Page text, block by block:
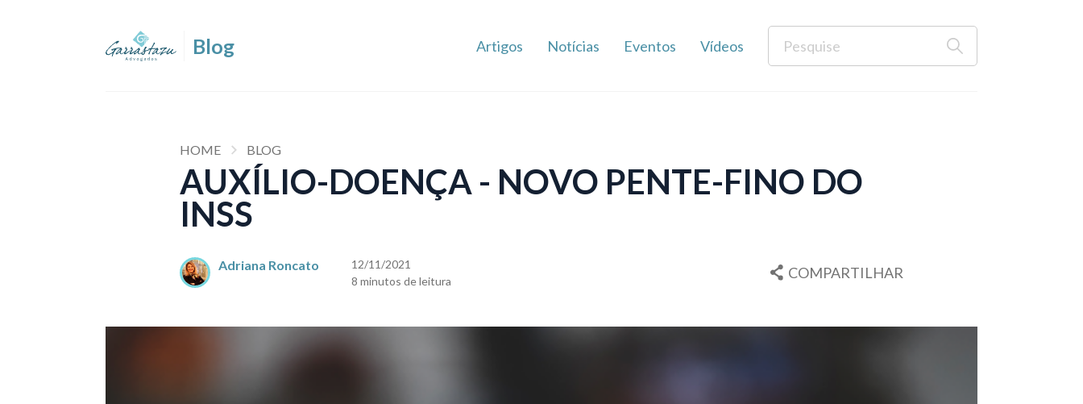
Artigos Notícias Eventos Vídeos
HOME BLOG
AUXÍLIO-DOENÇA - NOVO PENTE-FINO DO
INSS
Adriana Roncato
12/11/2021
8 minutos de leitura
COMPARTILHAR